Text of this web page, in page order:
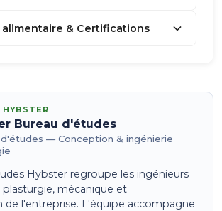
& Certifications
HYBSTER
Bureau d'études
— Conception & ingénierie
Hybster regroupe les ingénieurs
mécanique et
de l'entreprise. L'équipe accompagne